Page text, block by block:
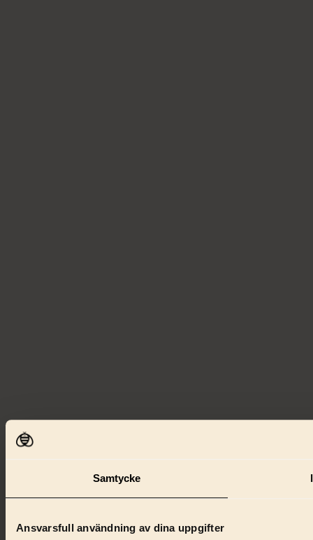
Samtycke
Ansvarsfull användning av dina uppgifter